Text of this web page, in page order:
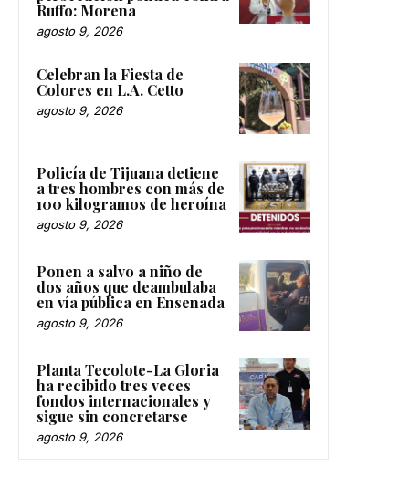
Ruffo: Morena
agosto 9, 2026
Celebran la Fiesta de
Colores en L.A. Cetto
agosto 9, 2026
Policía de Tijuana detiene
a tres hombres con más de
100 kilogramos de heroína
agosto 9, 2026
Ponen a salvo a niño de
dos años que deambulaba
en vía pública en Ensenada
agosto 9, 2026
Planta Tecolote-La Gloria
ha recibido tres veces
fondos internacionales y
sigue sin concretarse
agosto 9, 2026